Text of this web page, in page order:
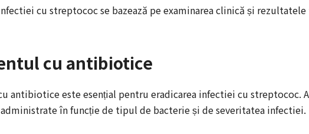
cu streptococ se bazează pe examinarea clinică și
cu antibiotice
antibiotice este esențial pentru eradicarea infectiei cu streptococ.
în funcție de tipul de bacterie și de severitatea infectiei.